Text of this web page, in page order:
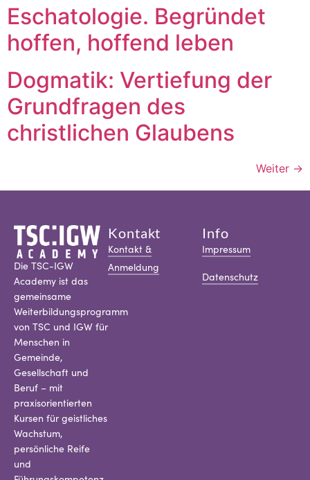
Eschatologie. Begründet
hoffen, hoffend leben
Dogmatik: Vertiefung der
Grundfragen des
christlichen Glaubens
Weiter →
Die TSC-IGW
Academy ist das
gemeinsame
Weiterbildungsprogramm
von TSC und IGW für
Menschen in
Gemeinde,
Gesellschaft und
Beruf – mit
praxisorientierten
Kursen für geistliches
Wachstum,
persönliche Reife
und
Kontakt
Kontakt &
Anmeldung
Info
Impressum
Datenschutz